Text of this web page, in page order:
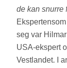
de kan snurre
seg var
USA-ekspert
Vestlandet. I